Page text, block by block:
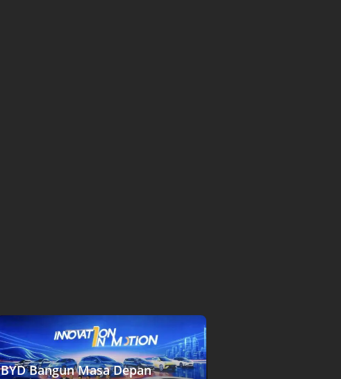
BYD Bangun Masa Depan